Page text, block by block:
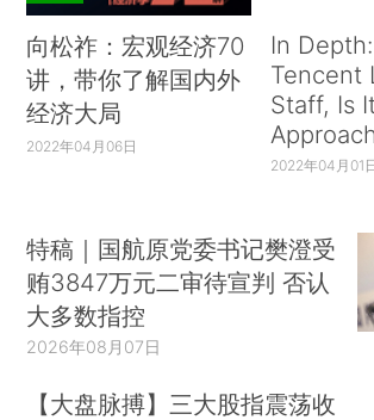
向松祚：宏观经济70
讲，带你了解国内外
经济大局
2022年04月06日
In
Tencent
Staff, Is
2022年04月01
特稿｜国航原党委书记樊澄受
贿3847万元二审待宣判 否认
大多数指控
2026年08月07日
【大盘脉搏】三大股指震荡收